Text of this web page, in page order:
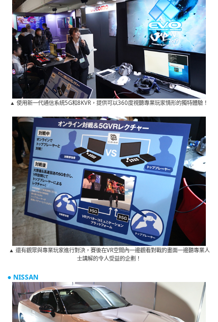
▲ 使用新一代通信系統5G和8KVR，提供可以360度視聽專業玩家情形的獨特體驗！
▲ 還有觀眾與專業玩家進行對決，賽後在VR空間內一邊觀看對戰的畫面一邊聽專業人
士講解的令人受益的企劃！
● NISSAN